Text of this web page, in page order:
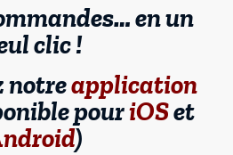
en un
clic !
notreapplication
pouriOSet
)